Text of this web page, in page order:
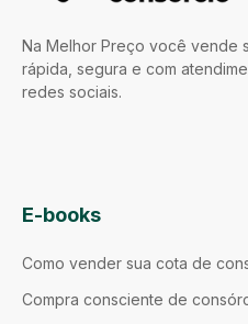
Na Melhor Preço você vende
rápida, segura e com
redes sociais.
E-books
Como vender sua cota de
Compra consciente de